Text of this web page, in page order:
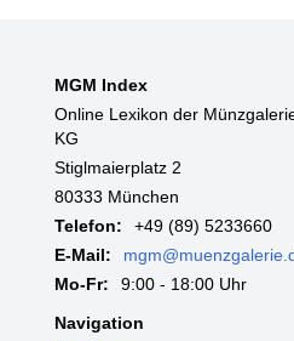
MGM Index
Online Lexikon der
KG
Stiglmaierplatz 2
80333 München
Telefon:
+49 (89) 5233660
E-Mail:
Mo-Fr:
9:00 - 18:00 Uhr
Navigation